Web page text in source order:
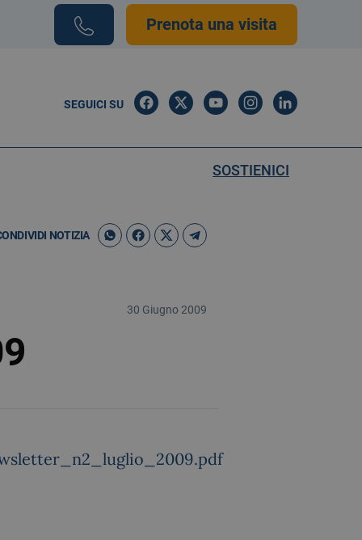
Prenota una visita
SEGUICI SU
SOSTIENICI
NOTIZIA
30 Giugno 2009